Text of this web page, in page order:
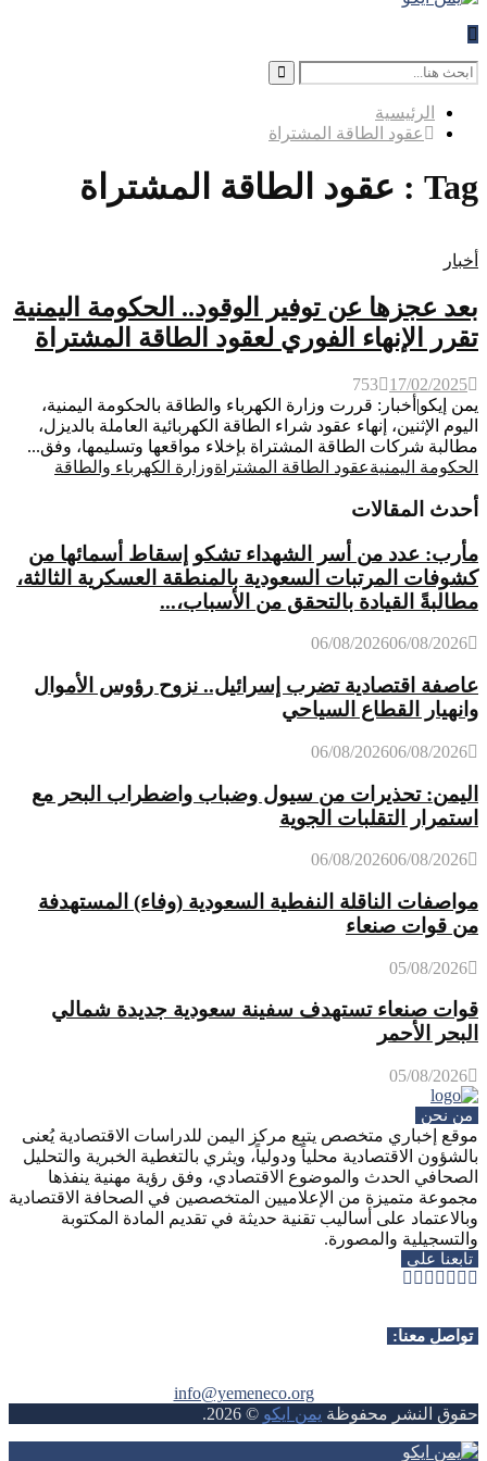
Search
for:
Search
الرئيسية
عقود الطاقة المشتراة
Tag : عقود الطاقة المشتراة
أخبار
بعد عجزها عن توفير الوقود.. الحكومة اليمنية
تقرر الإنهاء الفوري لعقود الطاقة المشتراة
17/02/2025
753
يمن إيكو|أخبار: قررت وزارة الكهرباء والطاقة بالحكومة اليمنية،
اليوم الإثنين، إنهاء عقود شراء الطاقة الكهربائية العاملة بالديزل،
مطالبة شركات الطاقة المشتراة بإخلاء مواقعها وتسليمها، وفق...
الحكومة اليمنيةعقود الطاقة المشتراةوزارة الكهرباء والطاقة
أحدث المقالات
مأرب: عدد من أسر الشهداء تشكو إسقاط أسمائها من
كشوفات المرتبات السعودية بالمنطقة العسكرية الثالثة،
مطالبةً القيادة بالتحقق من الأسباب،...
06/08/202606/08/2026
عاصفة اقتصادية تضرب إسرائيل.. نزوح رؤوس الأموال
وانهيار القطاع السياحي
06/08/202606/08/2026
اليمن: تحذيرات من سيول وضباب واضطراب البحر مع
استمرار التقلبات الجوية
06/08/202606/08/2026
مواصفات الناقلة النفطية السعودية (وفاء) المستهدفة
من قوات صنعاء
05/08/2026
قوات صنعاء تستهدف سفينة سعودية جديدة شمالي
البحر الأحمر
05/08/2026
من نحن
موقع إخباري متخصص يتبع مركز اليمن للدراسات الاقتصادية يُعنى
بالشؤون الاقتصادية محلياً ودولياً، ويثري بالتغطية الخبرية والتحليل
الصحافي الحدث والموضوع الاقتصادي، وفق رؤية مهنية ينفذها
مجموعة متميزة من الإعلاميين المتخصصين في الصحافة الاقتصادية
وبالاعتماد على أساليب تقنية حديثة في تقديم المادة المكتوبة
والتسجيلية والمصورة.
تابعنا على
Facebook
Twitter
Instagram
Youtube
Rss
Telegram
Whatsapp
تواصل معنا:
info@yemeneco.org
حقوق النشر محفوظة يمن ايكو©
2026
.